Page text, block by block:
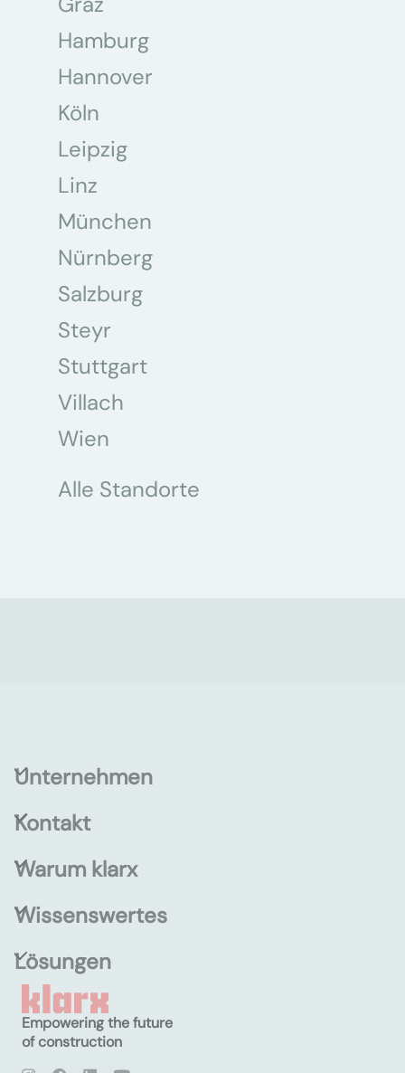
Hamburg
Hannover
Köln
Leipzig
Linz
München
Nürnberg
Salzburg
Steyr
Stuttgart
Villach
Wien
Alle Standorte
Unternehmen
Kontakt
Warum klarx
Wissenswertes
Lösungen
Empowering the future
of construction